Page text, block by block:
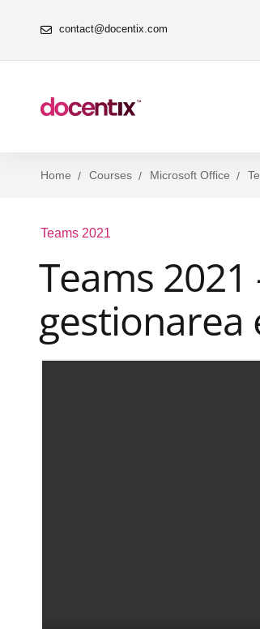
contact@docentix.com
Home Courses Microsoft Office
Teams 2021
Teams 2021
gestionarea